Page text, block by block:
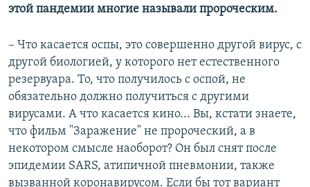
этой пандемии многие называли пророческим.
– Что касается оспы, это совершенно другой вирус, с
другой биологией, у которого нет естественного
резервуара. То, что получилось с оспой, не
обязательно должно получиться с другими
вирусами. А что касается кино... Вы, кстати знаете,
что фильм "Заражение" не пророческий, а в
некотором смысле наоборот? Он был снят после
эпидемии SARS, атипичной пневмонии, также
вызванной коронавирусом. Если бы тот вариант